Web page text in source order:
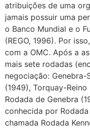
atribuições de uma
jamais possuir uma
o Banco Mundial e o
(REGO, 1996). Por
com a OMC. Após a
mais sete rodadas
negociação: Genebra-
(1949), Torquay-
Rodada de Genebra
conhecida por
chamada Rodada